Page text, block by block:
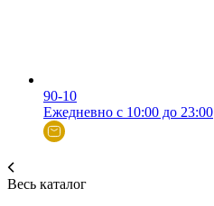
90-10
Ежедневно с 10:00 до 23:00
Весь каталог